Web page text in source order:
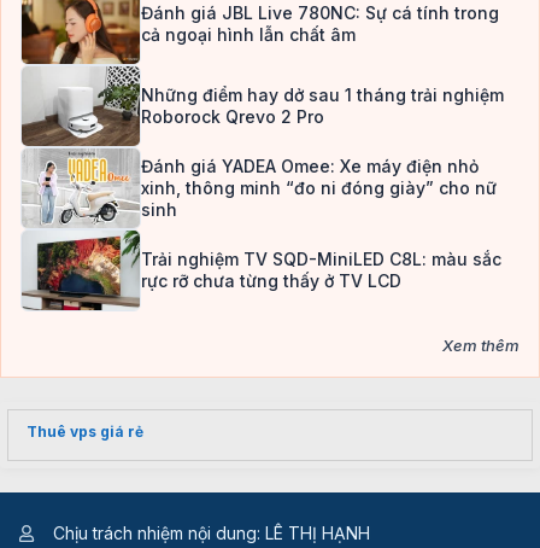
Đánh giá JBL Live 780NC: Sự cá tính trong
cả ngoại hình lẫn chất âm
Những điểm hay dở sau 1 tháng trải nghiệm
Roborock Qrevo 2 Pro
Đánh giá YADEA Omee: Xe máy điện nhỏ
xinh, thông minh “đo ni đóng giày” cho nữ
sinh
Trải nghiệm TV SQD-MiniLED C8L: màu sắc
rực rỡ chưa từng thấy ở TV LCD
Xem thêm
Thuê vps giá rẻ
Chịu trách nhiệm nội dung: LÊ THỊ HẠNH